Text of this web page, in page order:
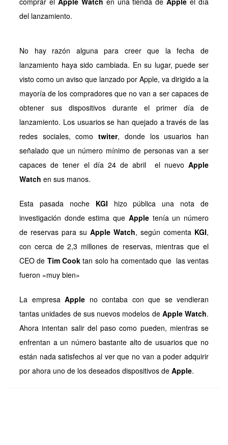
del lanzamiento.
No hay razón alguna para creer que la fecha de
lanzamiento haya sido cambiada. En su lugar, puede ser
visto como un aviso que lanzado por Apple, va dirigido a la
mayoría de los compradores que no van a ser capaces de
obtener sus dispositivos durante el primer día de
lanzamiento. Los usuarios se han quejado a través de las
redes sociales, comotwiter, donde los usuarios han
señalado que un número mínimo de personas van a ser
capaces de tener el día 24 de abril el nuevo Apple
Watch en sus manos.
Esta pasada noche KGI hizo pública una nota de
investigación donde estima que Appletenía un número
de reservas para su Apple Watch, según comenta KGI,
con cerca de 2,3 millones de reservas, mientras que el
CEO de Tim Cook tan solo ha comentado que las ventas
fueron «muy bien»
La empresa Apple no contaba con que se vendieran
tantas unidades de sus nuevos modelos de Apple Watch.
Ahora intentan salir del paso como pueden, mientras se
enfrentan a un número bastante alto de usuarios que no
están nada satisfechos al ver que no van a poder adquirir
por ahora uno de los deseados dispositivos de Apple.